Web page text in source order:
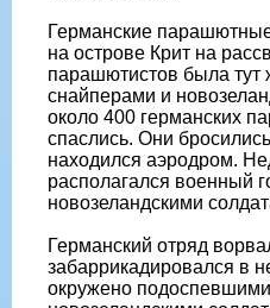
Германские
на острове Крит на
парашютистов была тут
снайперами и
около 400 германских
спаслись. Они
находился аэродром.
располагался военный
новозеландскими
Германский отряд
забаррикадировался в
окружено подоспевшими